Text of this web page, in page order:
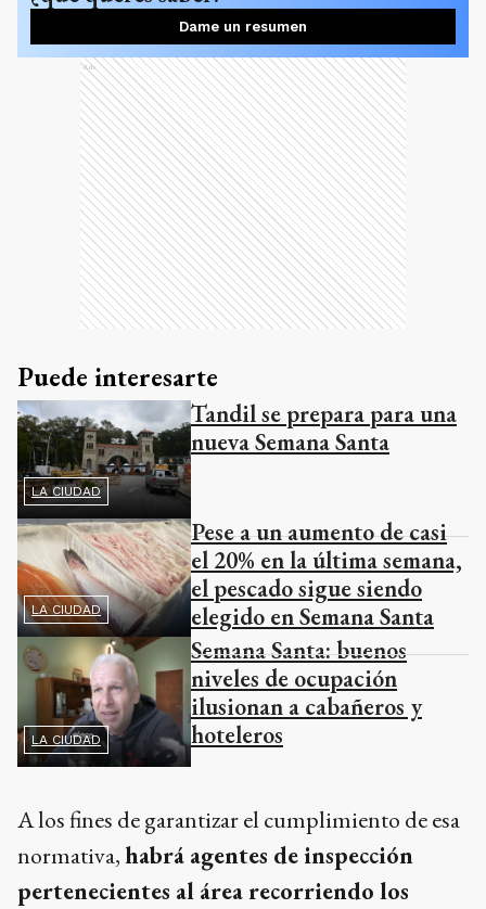
Dame un resumen
Ads
Puede interesarte
LA CIUDAD
Tandil se prepara para una
nueva Semana Santa
LA CIUDAD
Pese a un aumento de casi
el 20% en la última semana,
el pescado sigue siendo
elegido en Semana Santa
LA CIUDAD
Semana Santa: buenos
niveles de ocupación
ilusionan a cabañeros y
hoteleros
A los fines de garantizar el cumplimiento de esa
normativa,habrá agentes de inspección
pertenecientes al área recorriendo los